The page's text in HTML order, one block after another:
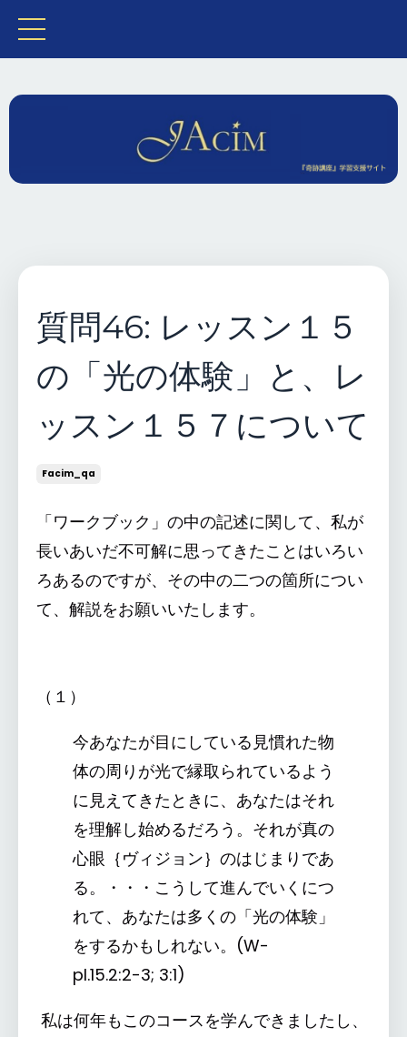
質問46: レッスン１５
の「光の体験」と、レ
ッスン１５７について
Facim_qa
「ワークブック」の中の記述に関して、私が
長いあいだ不可解に思ってきたことはいろい
ろあるのですが、その中の二つの箇所につい
て、解説をお願いいたします。
（１）
今あなたが目にしている見慣れた物
体の周りが光で縁取られているよう
に見えてきたときに、あなたはそれ
を理解し始めるだろう。それが真の
心眼｛ヴィジョン｝のはじまりであ
る。・・・こうして進んでいくにつ
れて、あなたは多くの「光の体験」
をするかもしれない。(W-
pI.15.2:2-3; 3:1)
私は何年もこのコースを学んできましたし、